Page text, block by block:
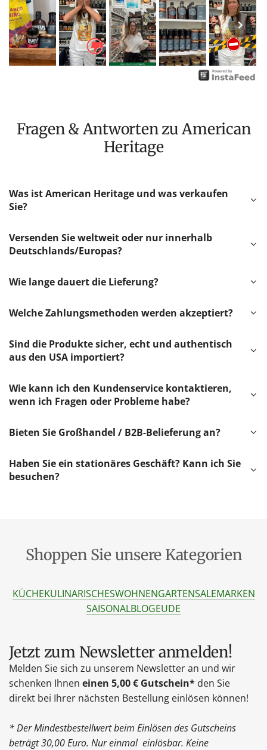
Fragen & Antworten zu American
Heritage
Was ist American Heritage und was verkaufen
Sie?
Versenden Sie weltweit oder nur innerhalb
Deutschlands/Europas?
Wie lange dauert die Lieferung?
Welche Zahlungsmethoden werden akzeptiert?
Sind die Produkte sicher, echt und authentisch
aus den USA importiert?
Wie kann ich den Kundenservice kontaktieren,
wenn ich Fragen oder Probleme habe?
Bieten Sie Großhandel / B2B-Belieferung an?
Haben Sie ein stationäres Geschäft? Kann ich Sie
besuchen?
Shoppen Sie unsere Kategorien
KÜCHEKULINARISCHESWOHNENGARTENSALEMARKEN
SAISONALBLOGEUDE
Jetzt zum Newsletter anmelden!
Melden Sie sich zu unserem Newsletter an und wir
schenken Ihnen einen 5,00 € Gutschein* den Sie
direkt bei Ihrer nächsten Bestellung einlösen können!
* Der Mindestbestellwert beim Einlösen des Gutscheins
beträgt 30,00 Euro. Nur einmal einlösbar. Keine